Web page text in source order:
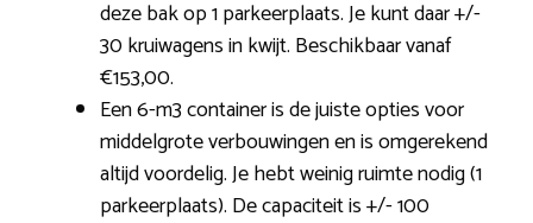
deze bak op 1 parkeerplaats. Je kunt daar +/-
30 kruiwagens in kwijt. Beschikbaar vanaf
€153,00.
Een 6-m3 container is de juiste opties voor
middelgrote verbouwingen en is omgerekend
altijd voordelig. Je hebt weinig ruimte nodig (1
parkeerplaats). De capaciteit is +/- 100